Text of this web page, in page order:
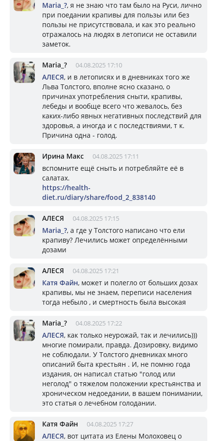
Mariа_?, я не знаю что там было на Руси, лично
при поедании крапивы для пользы или без
пользы не присутствовала, и как это реально
отражалось на людях в летописи не оставили
заметок.
Mariа_? 04.08.2025 17:10
АЛЕСЯ, и в летописях и в дневниках того же
Льва Толстого, вполне ясно сказано, о
причинах употребления сныти, крапивы,
лебеды и вообще всего что жевалось, без
каких-либо явных негативных последствий для
здоровья, а иногда и с последствиями, т к.
Причина одна - голод.
Ирина Макс 04.08.2025 17:11
вспомните ещё сныть и потребляйте её в
салатах.
https://health-
diet.ru/diary/share/food_2_838140
АЛЕСЯ 04.08.2025 17:15
Mariа_?, а где у Толстого написано что ели
крапиву? Лечились может определёнными
дозами
АЛЕСЯ 04.08.2025 17:21
Катя Файн, может и полегло от больших дозах
крапивы, мы не знаем, переписи населения
тогда небыло , и смертность была высокая
Mariа_? 04.08.2025 17:22
АЛЕСЯ, как только неурожай, так и лечились)))
многие помирали, правда. Дозировку, видимо
не соблюдали. У Толстого дневниках много
описаний быта крестьян . И, не помню года
издания, он написал статью "голод или
неголод" о тяжелом положении крестьянства и
хроническом недоедании, в вашем понимании,
это статья о лечебном голодании.
Катя Файн 04.08.2025 17:27
АЛЕСЯ, вот цитата из Елены Молоховец о